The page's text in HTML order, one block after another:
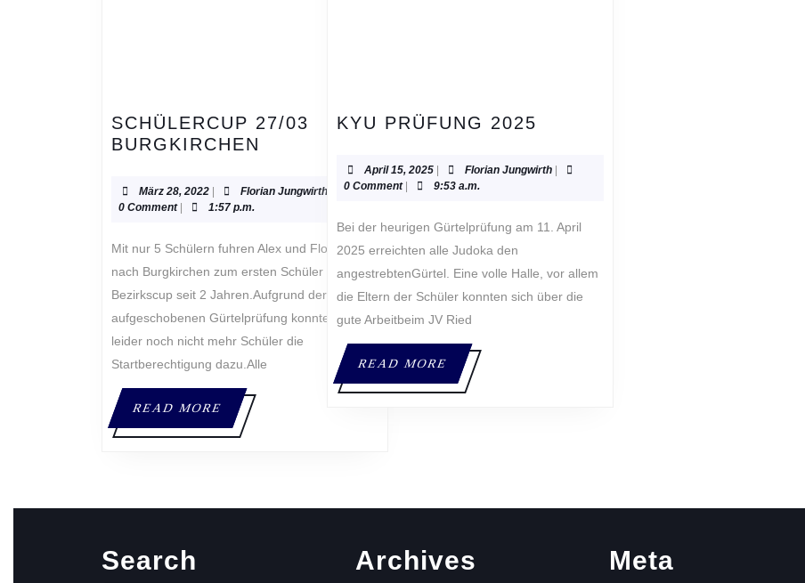
SCHÜLERCUP 27/03
BURGKIRCHEN
BURGKIRCHEN
März 28, 2022März
28,
| Florian JungwirthFlorian
0 Comment | 1:57 p.m.
Mit nur 5 Schülern fuhren Alex und Florian
nach Burgkirchen zum ersten Schüler
Bezirkscup seit 2 Jahren.Aufgrund der
aufgeschobenen Gürtelprüfung konnten wir
leider noch nicht mehr Schüler die
Startberechtigung dazu.Alle
READ MOREREAD
MORE
KYU PRÜFUNG 2025
2025
April 15, 2025April
15,
| Florian JungwirthFlorian
|
0 Comment | 9:53 a.m.
Bei der heurigen Gürtelprüfung am 11. April
2025 erreichten alle Judoka den
angestrebtenGürtel. Eine volle Halle, vor allem
die Eltern der Schüler konnten sich über die
gute Arbeitbeim JV Ried
READ MOREREAD
MORE
Search Archives Meta